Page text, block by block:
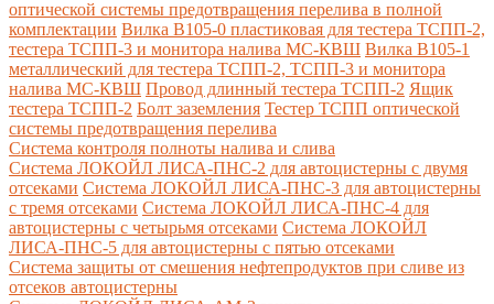
оптической системы предотвращения перелива в полной
комплектации Вилка В105-0 пластиковая для тестера ТСПП-2,
тестера ТСПП-3 и монитора налива МС-КВШ Вилка В105-1
металлический для тестера ТСПП-2, ТСПП-3 и монитора
налива МС-КВШ Провод длинный тестера ТСПП-2 Ящик
тестера ТСПП-2 Болт заземления Тестер ТСПП оптической
системы предотвращения перелива
Cистема контроля полноты налива и слива
Система ЛОКОЙЛ ЛИСА-ПНС-2 для автоцистерны с двумя
отсеками Система ЛОКОЙЛ ЛИСА-ПНС-3 для автоцистерны
с тремя отсеками Система ЛОКОЙЛ ЛИСА-ПНС-4 для
автоцистерны с четырьмя отсеками Система ЛОКОЙЛ
ЛИСА-ПНС-5 для автоцистерны с пятью отсеками
Система защиты от смешения нефтепродуктов при сливе из
отсеков автоцистерны